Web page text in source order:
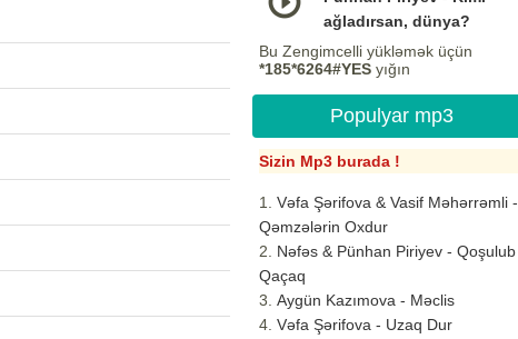
ağladırsan, dünya?
Bu Zengimcelli yükləmək üçün
*185*6264#YES yığın
Populyar mp3
Sizin Mp3 burada !
Vəfa Şərifova & Vasif Məhərrəmli -
Qəmzələrin Oxdur
Nəfəs & Pünhan Piriyev - Qoşulub
Qaçaq
Aygün Kazımova - Məclis
Vəfa Şərifova - Uzaq Dur